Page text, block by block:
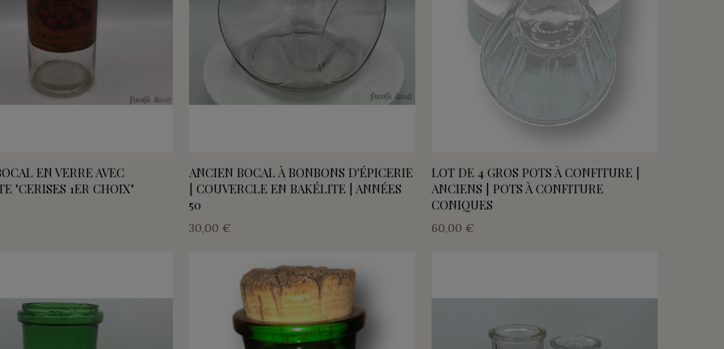
EN VERRE AVEC
"CERISES 1ER CHOIX"
ANCIEN BOCAL À BONBONS D'ÉPICERIE
| COUVERCLE EN BAKÉLITE | ANNÉES
50
30,00 €
LOT DE 4 GROS POTS À CONFITURE |
ANCIENS | POTS À CONFITURE
CONIQUES
60,00 €